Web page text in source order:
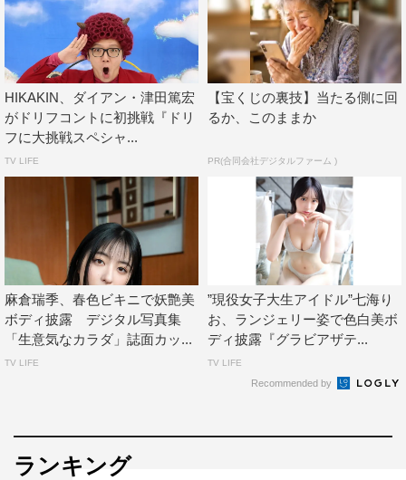
HIKAKIN、ダイアン・津田篤宏
がドリフコントに初挑戦『ドリ
フに大挑戦スペシャ...
TV LIFE
【宝くじの裏技】当たる側に回
るか、このままか
PR(合同会社デジタルファーム )
麻倉瑞季、春色ビキニで妖艶美
ボディ披露 デジタル写真集
「生意気なカラダ」誌面カッ...
TV LIFE
”現役女子大生アイドル”七海り
お、ランジェリー姿で色白美ボ
ディ披露『グラビアザテ...
TV LIFE
Recommended by
ランキング